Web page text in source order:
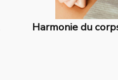
Harmonie du